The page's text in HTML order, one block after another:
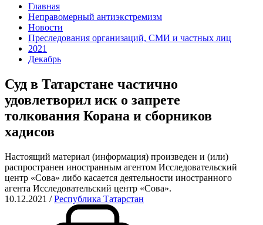
Главная
Неправомерный антиэкстремизм
Новости
Преследования организаций, СМИ и частных лиц
2021
Декабрь
Суд в Татарстане частично
удовлетворил иск о запрете
толкования Корана и сборников
хадисов
Настоящий материал (информация) произведен и (или)
распространен иностранным агентом Исследовательский
центр «Сова» либо касается деятельности иностранного
агента Исследовательский центр «Сова».
10.12.2021 /Республика Татарстан